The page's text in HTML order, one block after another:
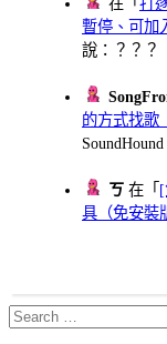
暫停、可加
說：？？？
的方式找歌
ㄎ 在「
具（免安裝
Search
for: